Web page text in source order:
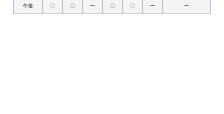
午後 〇 〇 ー 〇 〇 ー ー